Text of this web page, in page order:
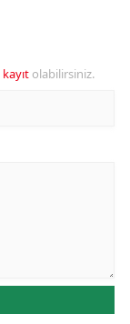
kayıt olabilirsiniz.